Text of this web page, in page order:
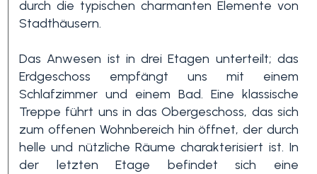
durch die typischen charmanten Elemente von
Stadthäusern.
Das Anwesen ist in drei Etagen unterteilt; das
Erdgeschoss empfängt uns mit einem
Schlafzimmer und einem Bad. Eine klassische
Treppe führt uns in das Obergeschoss, das sich
zum offenen Wohnbereich hin öffnet, der durch
helle und nützliche Räume charakterisiert ist. In
der letzten Etage befindet sich eine
Alle
1
2
3+